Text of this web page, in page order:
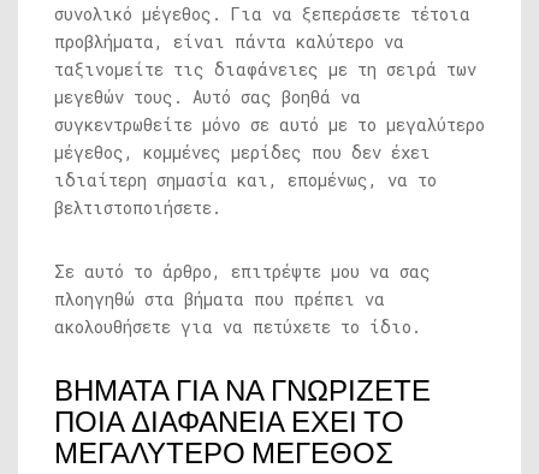
συνολικό μέγεθος. Για να ξεπεράσετε τέτοια
προβλήματα, είναι πάντα καλύτερο να
ταξινομείτε τις διαφάνειες με τη σειρά των
μεγεθών τους. Αυτό σας βοηθά να
συγκεντρωθείτε μόνο σε αυτό με το μεγαλύτερο
μέγεθος, κομμένες μερίδες που δεν έχει
ιδιαίτερη σημασία και, επομένως, να το
βελτιστοποιήσετε.
Σε αυτό το άρθρο, επιτρέψτε μου να σας
πλοηγηθώ στα βήματα που πρέπει να
ακολουθήσετε για να πετύχετε το ίδιο.
ΒΗΜΑΤΑ ΓΙΑ ΝΑ ΓΝΩΡΙΖΕΤΕ
ΠΟΙΑ ΔΙΑΦΑΝΕΙΑ ΕΧΕΙ ΤΟ
ΜΕΓΑΛΥΤΕΡΟ ΜΕΓΕΘΟΣ